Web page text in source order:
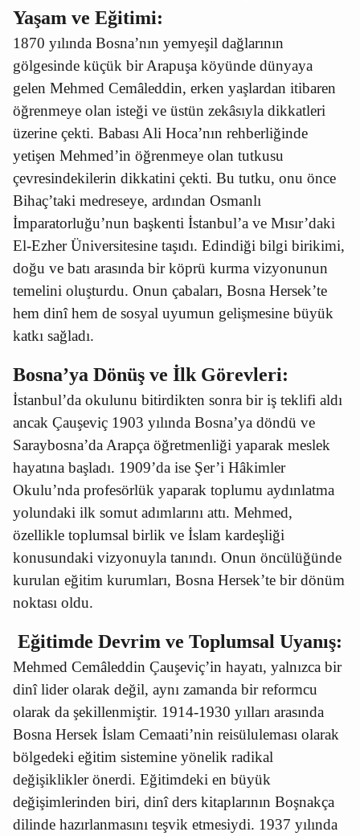
Yaşam ve Eğitimi:
1870 yılında Bosna’nın yemyeşil dağlarının
gölgesinde küçük bir Arapuşa köyünde dünyaya
gelen Mehmed Cemâleddin, erken yaşlardan itibaren
öğrenmeye olan isteği ve üstün zekâsıyla dikkatleri
üzerine çekti. Babası Ali Hoca’nın rehberliğinde
yetişen Mehmed’in öğrenmeye olan tutkusu
çevresindekilerin dikkatini çekti. Bu tutku, onu önce
Bihaç’taki medreseye, ardından Osmanlı
İmparatorluğu’nun başkenti İstanbul’a ve Mısır’daki
El-Ezher Üniversitesine taşıdı. Edindiği bilgi birikimi,
doğu ve batı arasında bir köprü kurma vizyonunun
temelini oluşturdu. Onun çabaları, Bosna Hersek’te
hem dinî hem de sosyal uyumun gelişmesine büyük
katkı sağladı.
Bosna’ya Dönüş ve İlk Görevleri:
İstanbul’da okulunu bitirdikten sonra bir iş teklifi aldı
ancak Çauşeviç 1903 yılında Bosna’ya döndü ve
Saraybosna’da Arapça öğretmenliği yaparak meslek
hayatına başladı. 1909’da ise Şer’i Hâkimler
Okulu’nda profesörlük yaparak toplumu aydınlatma
yolundaki ilk somut adımlarını attı. Mehmed,
özellikle toplumsal birlik ve İslam kardeşliği
konusundaki vizyonuyla tanındı. Onun öncülüğünde
kurulan eğitim kurumları, Bosna Hersek’te bir dönüm
noktası oldu.
Eğitimde Devrim ve Toplumsal Uyanış:
Mehmed Cemâleddin Çauşeviç’in hayatı, yalnızca bir
dinî lider olarak değil, aynı zamanda bir reformcu
olarak da şekillenmiştir. 1914-1930 yılları arasında
Bosna Hersek İslam Cemaati’nin reisüluleması olarak
bölgedeki eğitim sistemine yönelik radikal
değişiklikler önerdi. Eğitimdeki en büyük
değişimlerinden biri, dinî ders kitaplarının Boşnakça
dilinde hazırlanmasını teşvik etmesiydi. 1937 yılında